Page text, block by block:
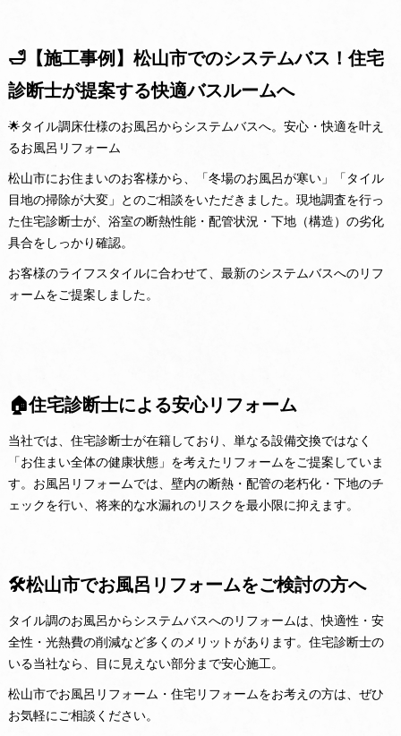
🛁【施工事例】松山市でのシステムバス！住宅
診断士が提案する快適バスルームへ
🌟タイル調床仕様のお風呂からシステムバスへ。安心・快適を叶え
るお風呂リフォーム
松山市にお住まいのお客様から、「冬場のお風呂が寒い」「タイル
目地の掃除が大変」とのご相談をいただきました。現地調査を行っ
た住宅診断士が、浴室の断熱性能・配管状況・下地（構造）の劣化
具合をしっかり確認。
お客様のライフスタイルに合わせて、最新のシステムバスへのリフ
ォームをご提案しました。
🏠住宅診断士による安心リフォーム
当社では、住宅診断士が在籍しており、単なる設備交換ではなく
「お住まい全体の健康状態」を考えたリフォームをご提案していま
す。お風呂リフォームでは、壁内の断熱・配管の老朽化・下地のチ
ェックを行い、将来的な水漏れのリスクを最小限に抑えます。
🛠️松山市でお風呂リフォームをご検討の方へ
タイル調のお風呂からシステムバスへのリフォームは、快適性・安
全性・光熱費の削減など多くのメリットがあります。住宅診断士の
いる当社なら、目に見えない部分まで安心施工。
松山市でお風呂リフォーム・住宅リフォームをお考えの方は、ぜひ
お気軽にご相談ください。